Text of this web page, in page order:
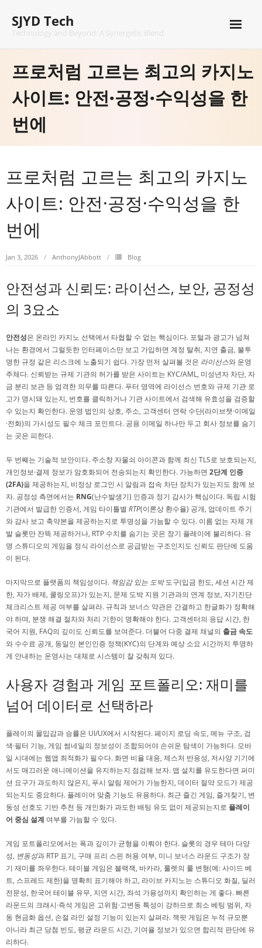
content
SJYD Tech
프로처럼 고르는 최고의 카지노
사이트: 안전·공정·수익성을 한
번에
프로처럼 고르는 최고의 카지노
사이트: 안전·공정·수익성을 한
번에
Jan 3, 2026 AnthonyJAbbott Blog
안전성과 신뢰도: 라이선스, 보안, 공정성
의 3요소
안전성은 온라인 카지노 선택에서 타협할 수 없는 핵심이다. 포털과 광고가 넘쳐
나는 환경에서 그럴듯한 인터페이스만 보고 가입하면 계정 탈취, 지연 출금, 불투
명한 규정 같은 리스크에 노출되기 쉽다. 가장 먼저 살펴볼 것은 라이선스와 운영
주체다. 신뢰받는 규제 기관의 허가를 받은 사이트는 KYC/AML, 미성년자 차단, 자
금 분리 보관 등 엄격한 의무를 따른다. 푸터 영역에 라이선스 번호와 규제 기관 로
고가 명시돼 있는지, 번호를 클릭하거나 기관 사이트에서 검색해 유효성을 검증할
수 있는지 확인한다. 운영 법인의 상호, 주소, 고객센터 연락 수단(라이브챗·이메일
·전화)의 가시성도 필수 체크 포인트다. 공용 이메일 하나만 두고 회사 정보를 숨기
는 곳은 피한다.
두 번째는 기술적 보안이다. 주소창 자물쇠 아이콘과 함께 최신 TLS로 보호되는지,
개인정보·결제 정보가 암호화되어 전송되는지 확인한다. 가능하면 2단계 인증
(2FA)을 제공하는지, 비정상 로그인 시 알림과 접속 차단 장치가 있는지도 함께 보
자. 공정성 측면에서는 RNG(난수발생기) 인증과 정기 감사가 핵심이다. 독립 시험
기관에서 발급한 인증서, 게임 타이틀별 RTP(이론상 환수율) 공개, 업데이트 주기
와 감사 보고 축약본을 제공하는지로 투명성을 가늠할 수 있다. 이름 없는 자체 개
발 슬롯만 잔뜩 제공하거나, RTP 수치를 숨기는 곳은 장기 플레이에 불리하다. 유
명 스튜디오의 게임을 정식 라이선스로 공급받는 구조인지도 신뢰도 판단에 도움
이 된다.
마지막으로 플랫폼의 책임성이다. 책임감 있는 도박도구(입금 한도, 세션 시간 제
한, 자가 배제, 쿨링오프)가 있는지, 문제 도박 지원 기관과의 연계 정보, 자기진단
체크리스트 제공 여부를 살펴라. 규칙과 보너스 약관은 간결하고 한글화가 정확해
야 하며, 분쟁 해결 절차와 처리 기한이 명확해야 한다. 고객센터의 응답 시간, 한
국어 지원, FAQ의 깊이도 신뢰도를 보여준다. 더불어 다중 결제 채널의 출금 속도
와 수수료 공개, 동일인 본인인증 정책(KYC)의 단계와 예상 소요 시간까지 투명하
게 안내하는 운영사는 대체로 시스템이 잘 갖춰져 있다.
사용자 경험과 게임 포트폴리오: 재미를
넘어 데이터로 선택하라
플레이의 몰입감과 승률은 UI/UX에서 시작된다. 페이지 로딩 속도, 메뉴 구조, 검
색·필터 기능, 게임 썸네일의 정보성이 조합되어야 손쉬운 탐색이 가능하다. 모바
일 시대에는 웹앱 최적화가 필수다. 화면 비율 대응, 제스처 반응성, 저사양 기기에
서도 매끄러운 애니메이션을 유지하는지 점검해 보자. 앱 설치를 유도한다면 퍼미
션 요구가 과도하지 않은지, 푸시 알림 제어가 가능한지, 데이터 절약 모드가 제공
되는지도 중요하다. 플레이어 맞춤 기능도 유용하다. 최근 즐긴 게임, 즐겨찾기, 변
동성 선호도 기반 추천 등 개인화가 과도한 배팅 유도 없이 제공되는지로 플레이
어 중심 설계 여부를 가늠할 수 있다.
게임 포트폴리오에서는 폭과 깊이가 균형을 이뤄야 한다. 슬롯의 경우 테마 다양
성, 변동성과 RTP 표기, 구매 프리 스핀 허용 여부, 미니 보너스 라운드 구조가 장
기 재미를 좌우한다. 테이블 게임은 블랙잭, 바카라, 룰렛의 룰 변형(예: 사이드 베
트, 스프레드 제한)을 명확히 표기해야 하고, 라이브 카지노는 스튜디오 화질, 딜러
전문성, 한국어 테이블 유무, 지연 시간, 좌석 가용성까지 확인하는 게 좋다. 빠른
라운드의 크래시·즉석 게임은 고위험·고변동 특성이 강하므로 최소 베팅 범위, 자
동 현금화 옵션, 손절 라인 설정 기능이 있는지 살펴라. 잭팟 게임은 누적 규모뿐
아니라 최근 당첨 빈도, 평균 라운드 시간, 기여율 정보가 있으면 합리적 판단에 유
리하다.